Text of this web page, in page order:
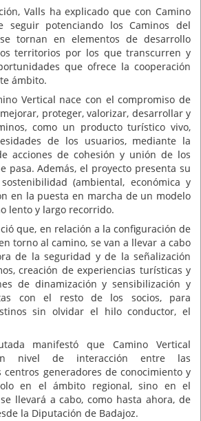
Valls ha explicado que con Camino
seguir potenciando los Caminos del
tornan en elementos de desarrollo
territorios por los que transcurren y
que ofrece la cooperación
ámbito.
Vertical nace con el compromiso de
proteger, valorizar, desarrollar y
como un producto turístico vivo,
de los usuarios, mediante la
acciones de cohesión y unión de los
pasa. Además, el proyecto presenta su
(ambiental, económica y
en la puesta en marcha de un modelo
lento y largo recorrido.
que, en relación a la configuración de
torno al camino, se van a llevar a cabo
de la seguridad y de la señalización
creación de experiencias turísticas y
de dinamización y sensibilización y
con el resto de los socios, para
sin olvidar el hilo conductor, el
manifestó que Camino Vertical
nivel de interacción entre las
centros generadores de conocimiento y
en el ámbito regional, sino en el
llevará a cabo, como hasta ahora, de
la Diputación de Badajoz.